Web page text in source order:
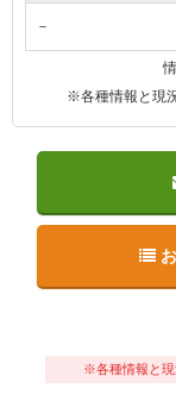
－
※各種情報と現
※各種情報と現